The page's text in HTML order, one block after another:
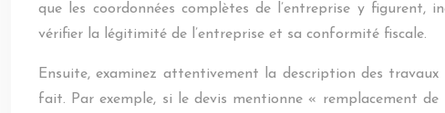
que les coordonnées complètes de l’entreprise y
vérifier la légitimité de l’entreprise et sa conformité fiscale.
Ensuite, examinez attentivement la description des
fait. Par exemple, si le devis mentionne « remplacement